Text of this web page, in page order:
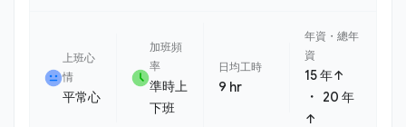
上班心
情
平常心
加班頻
率
準時上
下班
日均工時
9 hr
年資・總年
資
15 年↑
・
20 年
↑